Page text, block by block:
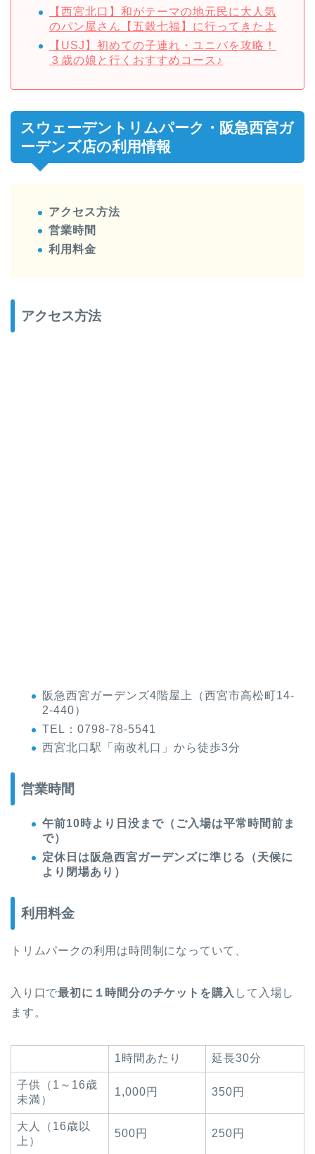
【西宮北口】和がテーマの地元民に大人気
のパン屋さん【五穀七福】に行ってきたよ
【USJ】初めての子連れ・ユニバを攻略！
３歳の娘と行くおすすめコース♪
スウェーデントリムパーク・阪急西宮ガ
ーデンズ店の利用情報
アクセス方法
営業時間
利用料金
アクセス方法
阪急西宮ガーデンズ4階屋上（西宮市高松町14-
2-440）
TEL：0798-78-5541
西宮北口駅「南改札口」から徒歩3分
営業時間
午前10時より日没まで（ご入場は平常時間前ま
で）
定休日は阪急西宮ガーデンズに準じる（天候に
より閉場あり）
利用料金
トリムパークの利用は時間制になっていて、
入り口で最初に１時間分のチケットを購入 して入場し
ます。
1時間あたり 延長30分
子供（1～16歳
未満）
1,000円 350円
大人（16歳以
上）
500円 250円